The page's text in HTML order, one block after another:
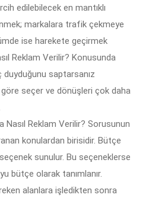
edilebilecek en mantıklı
markalara trafik çekmeye
ise harekete geçirmek
Reklam Verilir? Konusunda
duyduğunu saptarsanız
göre seçer ve dönüşleri çok daha
Nasıl Reklam Verilir? Sorusunun
konulardan birisidir. Bütçe
sunulur. Bu seçeneklerse
bütçe olarak tanımlanır.
alanlara işledikten sonra